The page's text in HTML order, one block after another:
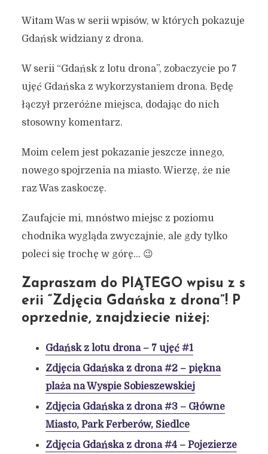
Witam Was w serii wpisów, w których pokazuje
Gdańsk widziany z drona.
W serii “Gdańsk z lotu drona”, zobaczycie po 7
ujęć Gdańska z wykorzystaniem drona. Będę
łączył przeróżne miejsca, dodając do nich
stosowny komentarz.
Moim celem jest pokazanie jeszcze innego,
nowego spojrzenia na miasto. Wierzę, że nie
raz Was zaskoczę.
Zaufajcie mi, mnóstwo miejsc z poziomu
chodnika wygląda zwyczajnie, ale gdy tylko
poleci się trochę w górę… 😉
Zapraszam do PIĄTEGO wpisu z s
erii “Zdjęcia Gdańska z drona”! P
oprzednie, znajdziecie niżej:
Gdańsk z lotu drona – 7 ujęć #1
Zdjęcia Gdańska z drona #2 – piękna
plaża na Wyspie Sobieszewskiej
Zdjęcia Gdańska z drona #3 – Główne
Miasto, Park Ferberów, Siedlce
Zdjęcia Gdańska z drona #4 – Pojezierze